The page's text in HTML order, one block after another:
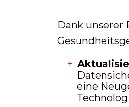
Dank unserer
eine